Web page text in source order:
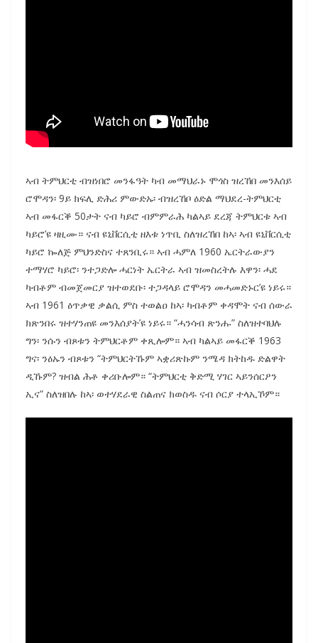
ኣብ ትምህርቲ ብዝነበሮ መንፋዓት ካብ መማህራኑ ሞጎስ ዝረኸበ መንእሰይ
ሮሞዳን፡ 9ይ ክፍሊ ድሕሪ ምውድኡ፡ ብዝረኸቦ ዕድል ማህደረ-ትምህርቲ
ኣብ መፋርቕ 50ታት ናብ ካይሮ ብምምራሕ ካልኣይ ደረጃ ትምህርቱ ኣብ
ካይሮ’ዩ ዛዚሙ። ናብ ዩኒቨርሲቲ ዘእቱ ነጥቢ ስለዝረኸበ ከኣ፡ ኣብ ዩኒቨርሲቲ
ካይሮ ኰለጅ ምህንድስና ተጸንቢሩ። ኣብ ሓምለ 1960 ኤርትራውያን
ተማሃሮ ካይሮ፡ ንተጋድሎ ሓርነት ኤርትራ ኣብ ዝመስረትሉ እዋን፡ ሓደ
ካብቶም ብመጀመርያ ዝተወደቡ፡ ተጋዳላይ ሮሞዳን መሓመድኑር’ዩ ነይሩ።
ኣብ 1961 ዕጥቃዊ ቃልሲ ምስ ተወልዐ ከኣ፡ ካብቶም ቀዳሞት ናብ ሰውራ
ክጽንበሩ ዝተሃንጠዩ መንእሰያት’ዩ ነይሩ። “ሓንሳብ ጽንሑ” ስለዝተባህሉ
ግን፡ ንሱን ብጾቱን ትምህርቶም ቀጺሎም። ኣብ ካልኣይ መፋርቕ 1963
ግና፡ ንዕኡን ብጾቱን “ትምህርትኹም ኣቋሪጽኩም ንሜዳ ክትከዱ ድልዋት
ዲኹም? ዝብል ሕቶ ቀሪቡሎም። “ትምህርቲ ቅድሚ ሃገር ኣይንሰርዖን
ኢና” ስለዝበሉ ከኣ፡ ወተሃደራዊ ስልጠና ክወስዱ ናብ ሶርያ ተላኢኾም።